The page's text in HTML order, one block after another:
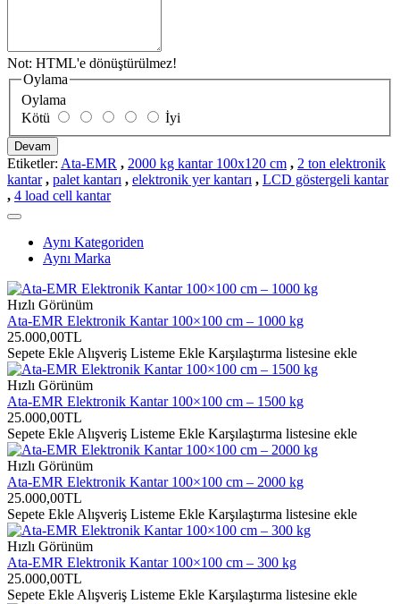
Arka aydınlatmalı LCD ekran, şarjlı akü, tam kapasite dara ve basit
sayım
Ata-EMR Elektronik Kantar 100×120
cm – 2000 kg Teknik Özellikleri
2000 kg / 1000 g – 100×120 cm Platform
Marka
Ürün Kodu
Seri / İndikatör
Ürün Tipi
Maksimum Kapasite
Gerçek Taksimat 1000 g
Minimum Tartım
Değeri
20 kg
Bölüntü Sayısı 2.000 bölüntü
Gösterge İç
Çözünürlüğü
1/60.000
Tartım Birimleri kg, lb ve oz
Platform Ölçüsü 100×120 cm
Platform Biçimi Dikdörtgen platform
Not: HTML'e dönüştürülmez!
Oylama
Oylama
Kötü
İyi
Devam
Etiketler: Ata-EMR , 2000 kg kantar 100x120 cm , 2 ton elektronik
kantar , palet kantarı , elektronik yer kantarı , LCD göstergeli kantar
, 4 load cell kantar
Aynı Kategoriden
Aynı Marka
Hızlı Görünüm
Ata-EMR Elektronik Kantar 100×100 cm – 1000 kg
25.000,00TL
Sepete Ekle Alışveriş Listeme Ekle Karşılaştırma listesine ekle
Hızlı Görünüm
Ata-EMR Elektronik Kantar 100×100 cm – 1500 kg
25.000,00TL
Sepete Ekle Alışveriş Listeme Ekle Karşılaştırma listesine ekle
Hızlı Görünüm
Ata-EMR Elektronik Kantar 100×100 cm – 2000 kg
25.000,00TL
Sepete Ekle Alışveriş Listeme Ekle Karşılaştırma listesine ekle
Hızlı Görünüm
Ata-EMR Elektronik Kantar 100×100 cm – 300 kg
25.000,00TL
Sepete Ekle Alışveriş Listeme Ekle Karşılaştırma listesine ekle